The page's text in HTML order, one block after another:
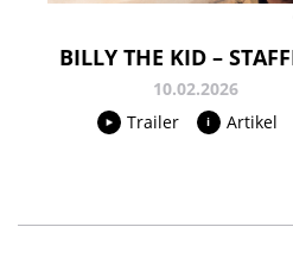
BILLY THE KID –
10.02.2026
Trailer
Artikel